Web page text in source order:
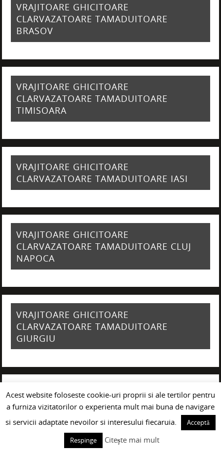
VRAJITOARE GHICITOARE
CLARVAZATOARE TAMADUITOARE
BRASOV
VRAJITOARE GHICITOARE
CLARVAZATOARE TAMADUITOARE
TIMISOARA
VRAJITOARE GHICITOARE
CLARVAZATOARE TAMADUITOARE IASI
VRAJITOARE GHICITOARE
CLARVAZATOARE TAMADUITOARE CLUJ
NAPOCA
VRAJITOARE GHICITOARE
CLARVAZATOARE TAMADUITOARE
GIURGIU
VRAJITOARE GHICITOARE
CLARVAZATOARE TAMADUITOARE
CONSTANTA
Acest website foloseste cookie-uri proprii si ale tertilor pentru
a furniza vizitatorilor o experienta mult mai buna de navigare
si servicii adaptate nevoilor si interesului fiecaruia.
Acceptă
Respinge
Citește mai mult